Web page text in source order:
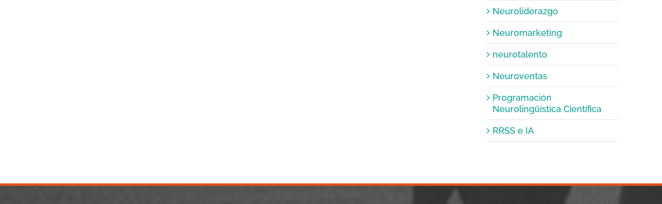
Neuroliderazgo
Neuromarketing
neurotalento
Neuroventas
Programación
Neurolingüística Científica
RRSS e IA